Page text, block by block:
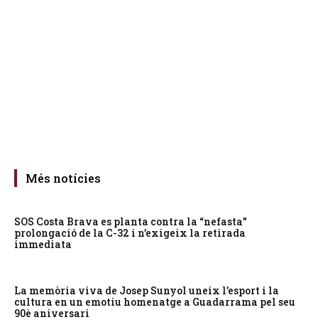
Més notícies
SOS Costa Brava es planta contra la “nefasta”
prolongació de la C-32 i n’exigeix la retirada
immediata
La memòria viva de Josep Sunyol uneix l’esport i la
cultura en un emotiu homenatge a Guadarrama pel seu
90è aniversari